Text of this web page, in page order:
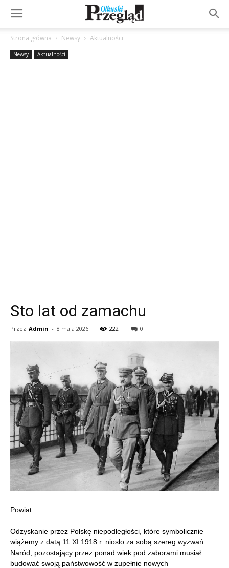
Strona główna Newsy Aktualności
Newsy Aktualności
Sto lat od zamachu
Przez Admin - 8 maja 2026 222 0
Powiat
Odzyskanie przez Polskę niepodległości, które symbolicznie
wiążemy z datą 11 XI 1918 r. niosło za sobą szereg wyzwań.
Naród, pozostający przez ponad wiek pod zaborami musiał
budować swoją państwowość w zupełnie nowych